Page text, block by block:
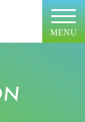
MENU